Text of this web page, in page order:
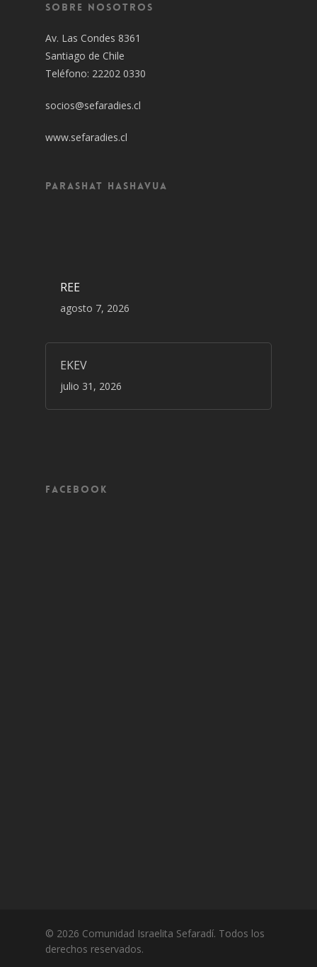
Sobre Nosotros
Av. Las Condes 8361
Santiago de Chile
Teléfono: 22202 0330
socios@sefaradies.cl
www.sefaradies.cl
Parashat Hashavua
REE
agosto 7, 2026
EKEV
julio 31, 2026
Facebook
© 2026 Comunidad Israelita Sefaradí. Todos los
derechos reservados.